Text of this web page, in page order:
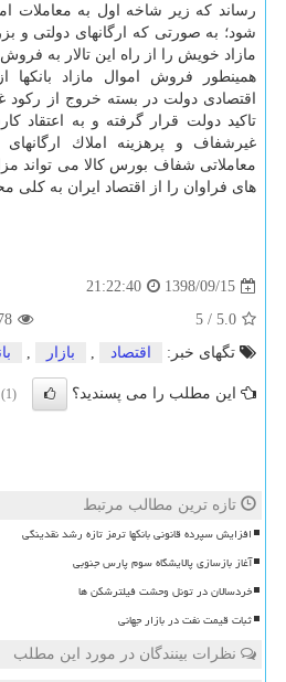
رساند كه زیر شاخه اول به معاملات
شود؛ به صورتی كه ارگانهای دولتی و
مازاد خویش را از راه این تالار به فروش
همینطور فروش اموال مازاد بانكها
اقتصادی دولت در بسته خروج از ركود
تاكید دولت قرار گرفته و به اعتقاد
غیرشفاف و پرهزینه املاك
معاملاتی شفاف بورس كالا می تواند
های فراوان را از اقتصاد ایران به كلی
1398/09/15
21:22:40
5.0
/
5
تگهای خبر:
اقتصاد , بازار ,
این مطلب را می پسندید؟ (1)
تازه ترین مطالب مرتبط
افزایش سپرده قانونی بانکها ترمز تازه رشد نقدینگی
آغاز بازسازی پالایشگاه سوم پارس جنوبی
خردسالان در تونل وحشت فیلترشکن ها
ثبات قیمت نفت در بازار جهانی
نظرات بینندگان در مورد این مطلب